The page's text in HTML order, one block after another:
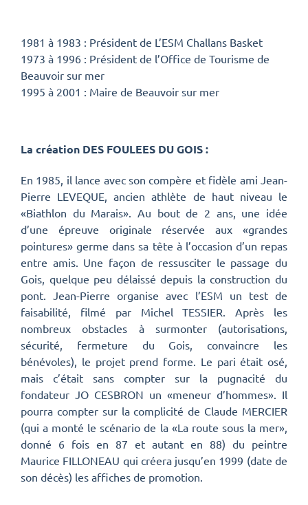
1981 à 1983 : Président de L’ESM Challans Basket
1973 à 1996 : Président de l’Office de Tourisme de
Beauvoir sur mer
1995 à 2001 : Maire de Beauvoir sur mer
La création DES FOULEES DU GOIS :
En 1985, il lance avec son compère et fidèle ami Jean-
Pierre LEVEQUE, ancien athlète de haut niveau le
«Biathlon du Marais». Au bout de 2 ans, une idée
d’une épreuve originale réservée aux «grandes
pointures» germe dans sa tête à l’occasion d’un repas
entre amis. Une façon de ressusciter le passage du
Gois, quelque peu délaissé depuis la construction du
pont. Jean-Pierre organise avec l’ESM un test de
faisabilité, filmé par Michel TESSIER. Après les
nombreux obstacles à surmonter (autorisations,
sécurité, fermeture du Gois, convaincre les
bénévoles), le projet prend forme. Le pari était osé,
mais c’était sans compter sur la pugnacité du
fondateur JO CESBRON un «meneur d’hommes». Il
pourra compter sur la complicité de Claude MERCIER
(qui a monté le scénario de la «La route sous la mer»,
donné 6 fois en 87 et autant en 88) du peintre
Maurice FILLONEAU qui créera jusqu’en 1999 (date de
son décès) les affiches de promotion.